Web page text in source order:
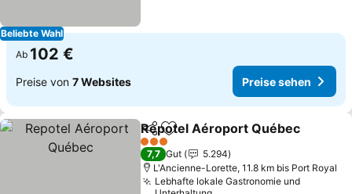
Beliebte Wahl
Ab 102 €
Preise von 7 Websites Preise sehen
TeilenZu Favoriten hinzufügen
Repotel Aéroport Québec
3 Sterne
7,7 Gut
5.294
L'Ancienne-Lorette, 11.8 km bis Port Royal
Lebhafte lokale Gastronomie und